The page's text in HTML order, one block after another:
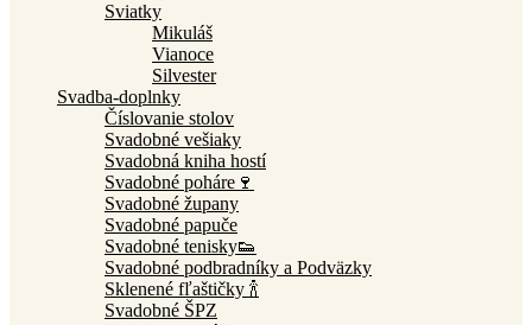
Sviatky
Mikuláš
Vianoce
Silvester
Svadba-doplnky
Číslovanie stolov
Svadobné vešiaky
Svadobná kniha hostí
Svadobné poháre🍷
Svadobné župany
Svadobné papuče
Svadobné tenisky👟
Svadobné podbradníky a Podväzky
Sklenené fľaštičky 🍾
Svadobné ŠPZ